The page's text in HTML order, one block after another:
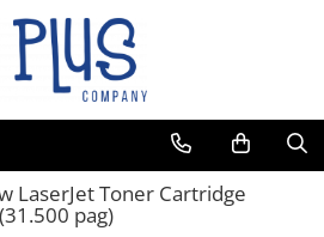
LaserJet Toner Cartridge
(31.500 pag)